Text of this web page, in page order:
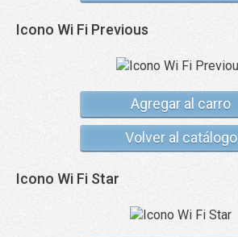
Icono Wi Fi Previous
Agregar al carro
Volver al catálogo
Icono Wi Fi Star